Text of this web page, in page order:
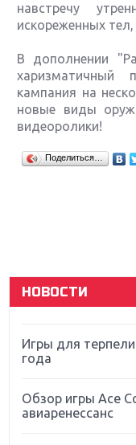
навстречу
искореженных
В дополнении
харизматичный
кампания на
новые виды
видеоролики!
Поделиться…
НОВОСТИ
Крупнейшие
Sony
Far Cry 5: хвалить
Игры для
года
Обзор игры Ace
авиаренессанс